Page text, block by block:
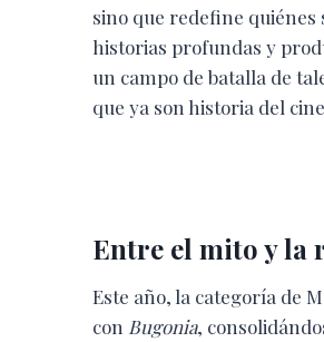
sino que redefine quiénes
historias profundas y
un campo de batalla de
que ya son historia del
Entre el mito y la
Este año, la categoría de
con Bugonia,